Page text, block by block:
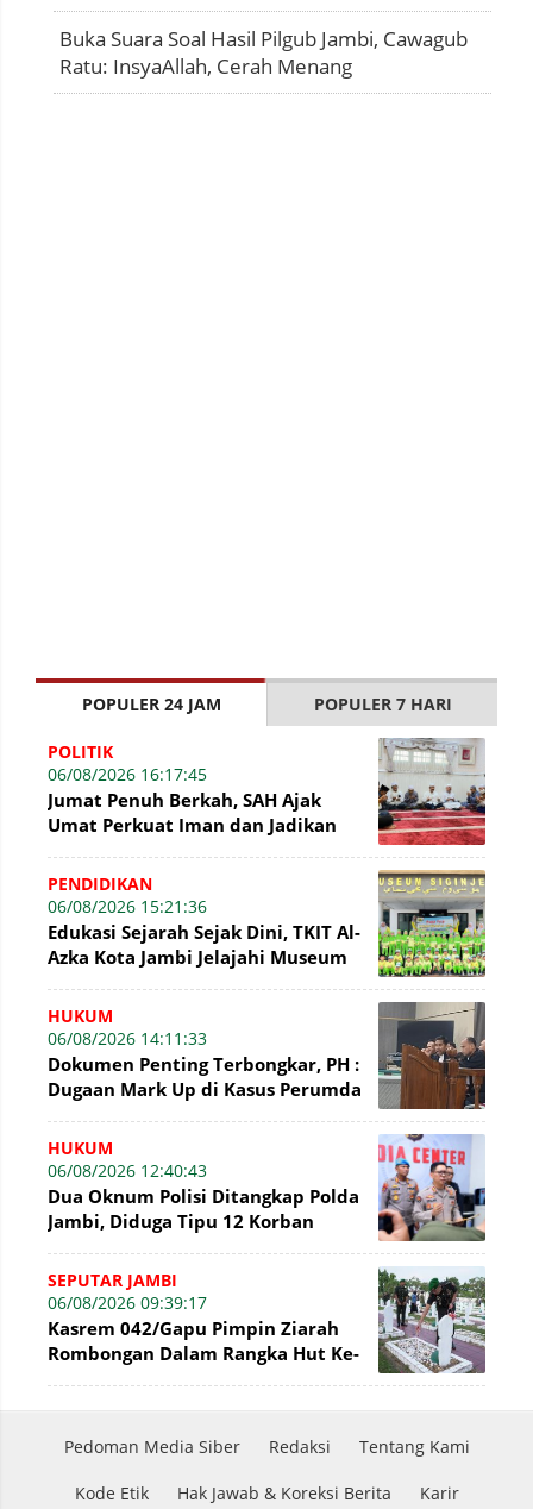
Buka Suara Soal Hasil Pilgub Jambi, Cawagub
Ratu: InsyaAllah, Cerah Menang
POPULER 24 JAM POPULER 7 HARI
POLITIK
06/08/2026 16:17:45
Jumat Penuh Berkah, SAH Ajak
Umat Perkuat Iman dan Jadikan
Membangun Bangsa
PENDIDIKAN
06/08/2026 15:21:36
Edukasi Sejarah Sejak Dini, TKIT Al-
Azka Kota Jambi Jelajahi Museum
HUKUM
06/08/2026 14:11:33
Dokumen Penting Terbongkar, PH :
Dugaan Mark Up di Kasus Perumda
HUKUM
06/08/2026 12:40:43
Dua Oknum Polisi Ditangkap Polda
Jambi, Diduga Tipu 12 Korban
SEPUTAR JAMBI
06/08/2026 09:39:17
Kasrem 042/Gapu Pimpin Ziarah
Rombongan Dalam Rangka Hut Ke-
Pedoman Media Siber Redaksi Tentang Kami
Kode Etik Hak Jawab & Koreksi Berita Karir